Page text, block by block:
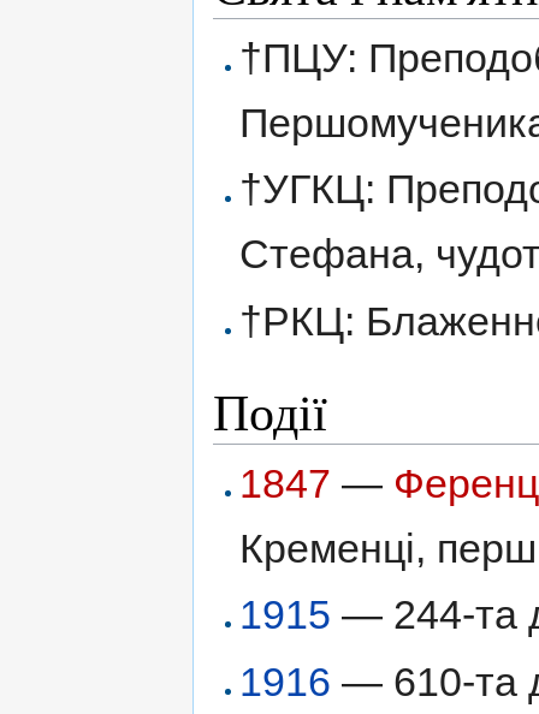
†ПЦУ:
†УГКЦ:
Стефана,
†РКЦ:
Події
1847 — Ференц
Кременці,
1915 — 244-та
1916 — 610-та